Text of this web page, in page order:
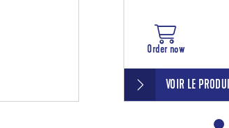
Order now
VOIR LE